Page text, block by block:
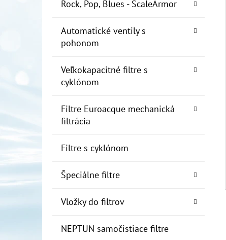
Rock, Pop, Blues - ScaleArmor
Automatické ventily s
pohonom
Veľkokapacitné filtre s
cyklónom
Filtre Euroacque mechanická
filtrácia
Filtre s cyklónom
Špeciálne filtre
Vložky do filtrov
NEPTUN samočistiace filtre
10" FILTER SENIOR 1"
€19